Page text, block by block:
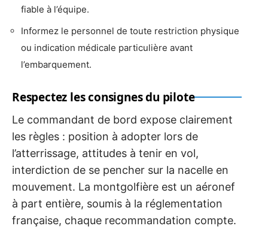
fiable à l’équipe.
Informez le personnel de toute restriction physique
ou indication médicale particulière avant
l’embarquement.
Respectez les consignes du pilote
Le commandant de bord expose clairement
les règles : position à adopter lors de
l’atterrissage, attitudes à tenir en vol,
interdiction de se pencher sur la nacelle en
mouvement. La montgolfière est un aéronef
à part entière, soumis à la réglementation
française, chaque recommandation compte.